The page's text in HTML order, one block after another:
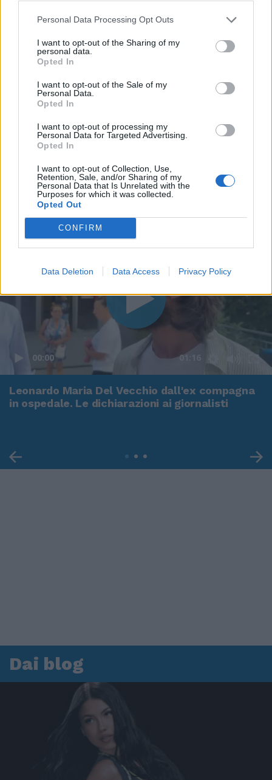
Personal Data Processing Opt Outs
I want to opt-out of the Sharing of my
personal data.
Opted In
I want to opt-out of the Sale of my
Personal Data.
Opted In
I want to opt-out of processing my
Personal Data for Targeted Advertising.
Opted In
I want to opt-out of Collection, Use,
Retention, Sale, and/or Sharing of my
Personal Data that Is Unrelated with the
Purposes for which it was collected.
Opted Out
CONFIRM
Data Deletion Data Access Privacy Policy
00:00 01:16
Leonardo Maria Del Vecchio dall'ex compagna
in ospedale. Le dichiarazioni ai giornalisti
Dai blog